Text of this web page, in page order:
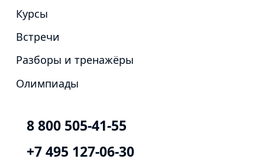
Курсы
Встречи
Разборы и тренажёры
Олимпиады
8 800 505-41-55
+7 495 127-06-30